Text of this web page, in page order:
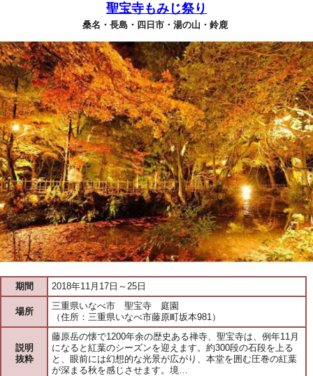
聖宝寺もみじ祭り
桑名・長島・四日市・湯の山・鈴鹿
期間 2018年11月17日～25日
場所
三重県いなべ市 聖宝寺 庭園
（住所：三重県いなべ市藤原町坂本981）
説明
抜粋
藤原岳の懐で1200年余の歴史ある禅寺、聖宝寺は、例年11月
になると紅葉のシーズンを迎えます。約300段の石段を上る
と、眼前には幻想的な光景が広がり、本堂を囲む圧巻の紅葉
が深まる秋を感じさせます。境…